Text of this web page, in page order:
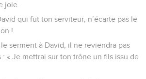
joie.
qui fut ton serviteur, n’écarte pas le
!
le serment à David, il ne reviendra pas
: « Je mettrai sur ton trône un fils issu de